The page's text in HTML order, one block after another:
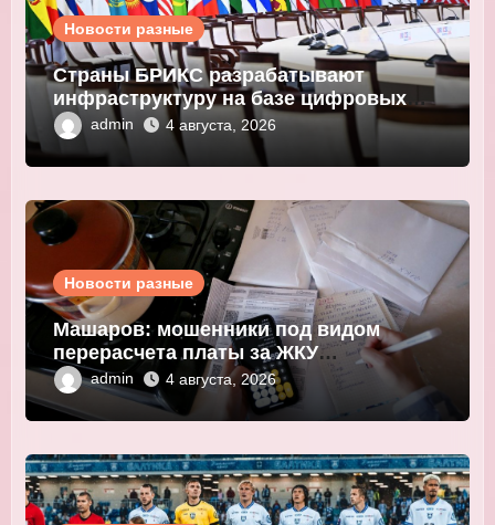
Новости разные
Страны БРИКС разрабатывают
инфраструктуру на базе цифровых
валют центробанков
admin 4 августа, 2026
Новости разные
Машаров: мошенники под видом
перерасчета платы за ЖКУ
выманивают персональные данные
admin 4 августа, 2026